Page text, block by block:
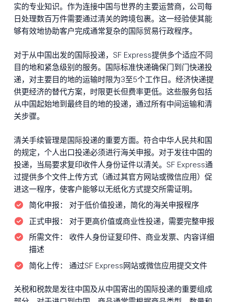
实的专业知识。作为连接中国与世界的主要运营商，公司每
日处理数百万件需要通过清关的跨境包裹。这一经验使其能
够有效地协助客户完成通常复杂的国际贸易行政程序。
对于从中国出发的国际投递，SF Express提供多个适应不同
目的地和紧急级别的服务。国际标准快递确保门到门快递投
递，对主要目的地的运输时限为3至5个工作日。经济快递提
供更经济的替代方案，时限更长但费率更低。这些服务包括
从中国起始地到最终目的地的投递，通过所有中间运输和清
关步骤。
清关手续管理是国际投递的重要方面。符合中华人民共和国
的规定，个人出口投递必须进行海关申报。对于发往中国的
投递，当局要求复印收件人身份证件以清关。SF Express通
过提供多个文件上传方式（通过其官方网站或微信应用）促
进这一程序，使客户能够以无纸化方式提交所需证明。
简化申报：
对于低价值投递，简化的海关申报程序
正式申报：
对于更高价值或商业性投递，需要完整申报
所需文件：
收件人身份证复印件、商业发票、内容详细
描述
简化上传：
通过SF Express网站或微信应用提交文件
关税和税款是发往中国及从中国寄出的国际投递的重要组成